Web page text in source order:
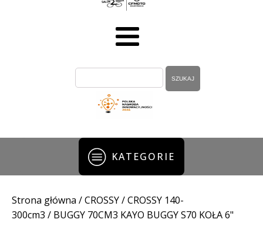
KATEGORIE
Strona główna /CROSSY/CROSSY 140-
300cm3 / BUGGY 70CM3 KAYO BUGGY S70 KOŁA 6"